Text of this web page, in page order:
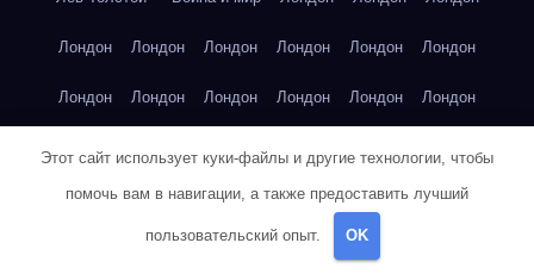
Лондон Лондон Лондон Лондон Лондон Лондон
Лондон Лондон Лондон Лондон Лондон Лондон
Лондон Лондон
Лондон Лондон Лондон Лондон Лос-Анджелес
Этот сайт использует куки-файлы и другие технологии, чтобы
помочь вам в навигации, а также предоставить лучший
пользовательский опыт. OK